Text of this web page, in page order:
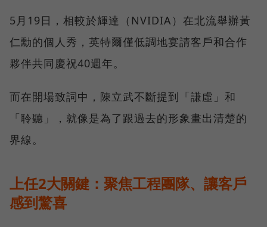
5月19日，相較於輝達（NVIDIA）在北流舉辦黃
仁勳的個人秀，英特爾僅低調地宴請客戶和合作
夥伴共同慶祝40週年。
而在開場致詞中，陳立武不斷提到「謙虛」和
「聆聽」，就像是為了跟過去的形象畫出清楚的
界線。
上任2大關鍵：聚焦工程團隊、讓客戶
感到驚喜